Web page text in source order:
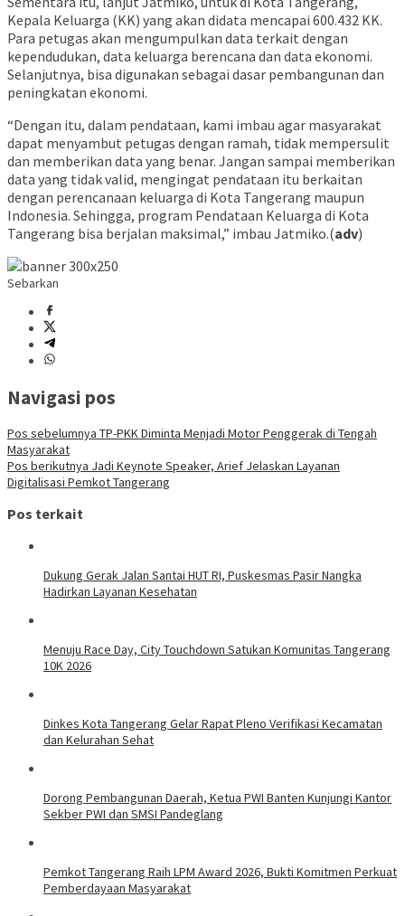
Kepala Keluarga (KK) yang akan didata mencapai 600.432 KK.
Para petugas akan mengumpulkan data terkait dengan
kependudukan, data keluarga berencana dan data ekonomi.
Selanjutnya, bisa digunakan sebagai dasar pembangunan dan
peningkatan ekonomi.
“Dengan itu, dalam pendataan, kami imbau agar masyarakat
dapat menyambut petugas dengan ramah, tidak mempersulit
dan memberikan data yang benar. Jangan sampai memberikan
data yang tidak valid, mengingat pendataan itu berkaitan
dengan perencanaan keluarga di Kota Tangerang maupun
Indonesia. Sehingga, program Pendataan Keluarga di Kota
Tangerang bisa berjalan maksimal,” imbau Jatmiko.(adv)
Sebarkan
Navigasi pos
Pos sebelumnya TP-PKK Diminta Menjadi Motor Penggerak di Tengah
Masyarakat
Pos berikutnya Jadi Keynote Speaker, Arief Jelaskan Layanan
Digitalisasi Pemkot Tangerang
Pos terkait
Dukung Gerak Jalan Santai HUT RI, Puskesmas Pasir Nangka
Hadirkan Layanan Kesehatan
Menuju Race Day, City Touchdown Satukan Komunitas Tangerang
10K 2026
Dinkes Kota Tangerang Gelar Rapat Pleno Verifikasi Kecamatan
dan Kelurahan Sehat
Dorong Pembangunan Daerah, Ketua PWI Banten Kunjungi Kantor
Sekber PWI dan SMSI Pandeglang
Pemkot Tangerang Raih LPM Award 2026, Bukti Komitmen Perkuat
Pemberdayaan Masyarakat